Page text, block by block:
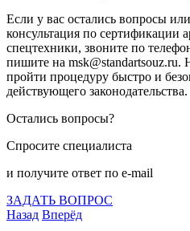
Если у вас остались вопросы
консультация по сертификации
спецтехники, звоните по
пишите на
пройти процедуру быстро и
действующего законодательства.
Остались вопросы?
Спросите специалиста
и получите ответ по e-mail
ЗАДАТЬ ВОПРОС
Назад Вперёд